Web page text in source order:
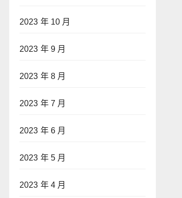
2023 年 10 月
2023 年 9 月
2023 年 8 月
2023 年 7 月
2023 年 6 月
2023 年 5 月
2023 年 4 月